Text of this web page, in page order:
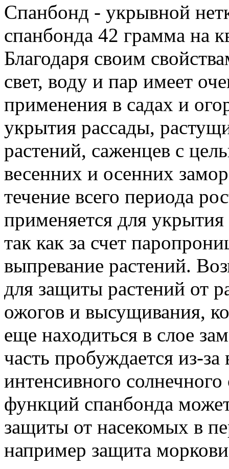
Спанбонд - укрывной
спанбонда 42 грамма на
Благодаря своим
свет, воду и пар имеет
применения в садах и
укрытия рассады,
растений, саженцев с
весенних и осенних
течение всего периода
применяется для
так как за счет
выпревание растений.
для защиты растений от
ожогов и высущивания,
еще находиться в слое
часть пробуждается из-
интенсивного
функций спанбонда
защиты от насекомых в
например защита